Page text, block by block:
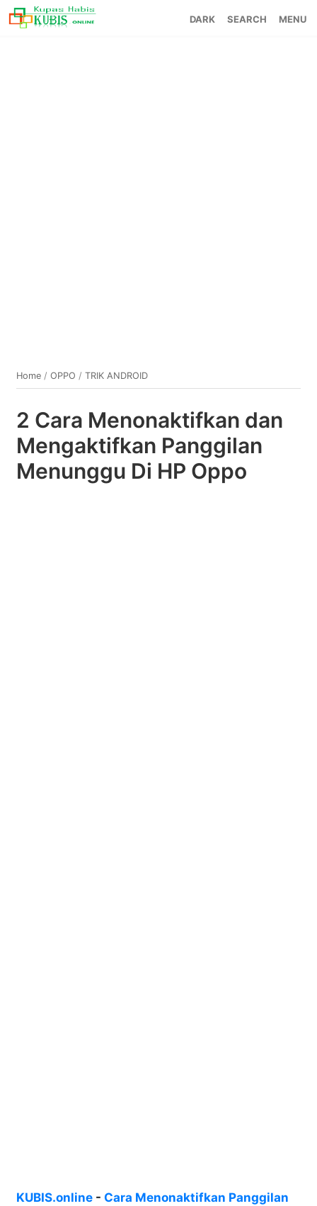
SEARCH MENU
Home /OPPO /TRIK ANDROID
2 Cara Menonaktifkan dan
Mengaktifkan Panggilan
Menunggu Di HP Oppo
KUBIS.online -Cara Menonaktifkan Panggilan